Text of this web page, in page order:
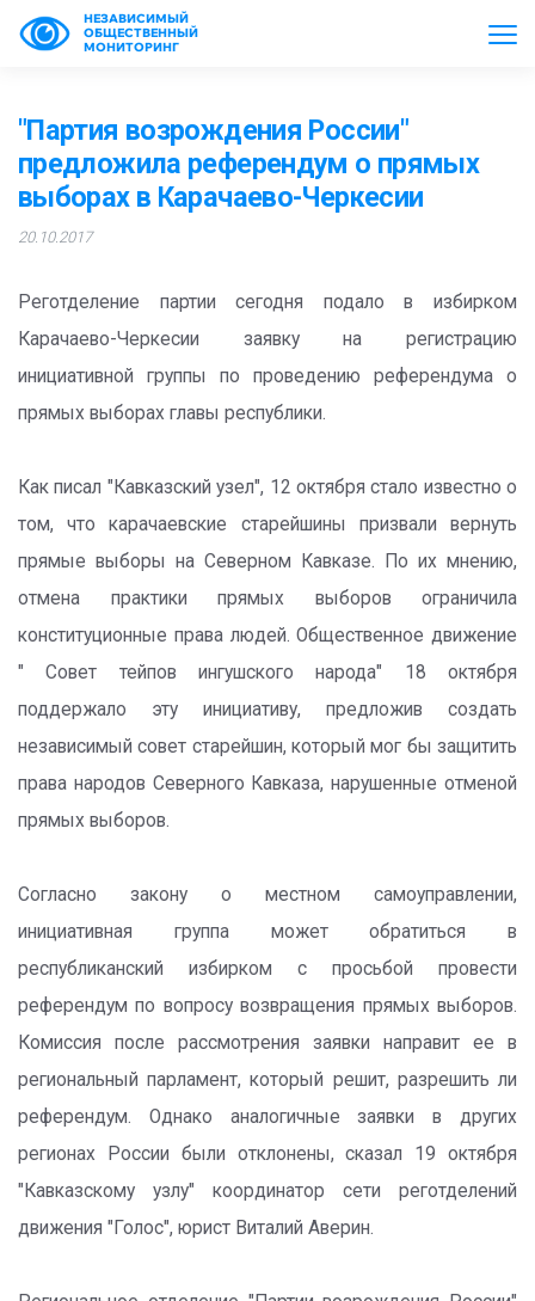
НЕЗАВИСИМЫЙ
ОБЩЕСТВЕННЫЙ
МОНИТОРИНГ
"Партия возрождения России"
предложила референдум о прямых
выборах в Карачаево-Черкесии
20.10.2017
Реготделение партии сегодня подало в избирком
Карачаево-Черкесии заявку на регистрацию
инициативной группы по проведению референдума о
прямых выборах главы республики.
Как писал "Кавказский узел", 12 октября стало известно о
том, что карачаевские старейшины призвали вернуть
прямые выборы на Северном Кавказе. По их мнению,
отмена практики прямых выборов ограничила
конституционные права людей. Общественное движение
" Совет тейпов ингушского народа" 18 октября
поддержало эту инициативу, предложив создать
независимый совет старейшин, который мог бы защитить
права народов Северного Кавказа, нарушенные отменой
прямых выборов.
Согласно закону о местном самоуправлении,
инициативная группа может обратиться в
республиканский избирком с просьбой провести
референдум по вопросу возвращения прямых выборов.
Комиссия после рассмотрения заявки направит ее в
региональный парламент, который решит, разрешить ли
референдум. Однако аналогичные заявки в других
регионах России были отклонены, сказал 19 октября
"Кавказскому узлу" координатор сети реготделений
движения "Голос", юрист Виталий Аверин.